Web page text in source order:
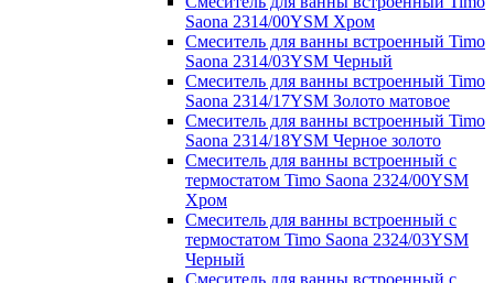
Saona 2314/00YSM Хром
Смеситель для ванны встроенный Timo
Saona 2314/03YSM Черный
Смеситель для ванны встроенный Timo
Saona 2314/17YSM Золото матовое
Смеситель для ванны встроенный Timo
Saona 2314/18YSM Черное золото
Смеситель для ванны встроенный с
термостатом Timo Saona 2324/00YSM
Хром
Смеситель для ванны встроенный с
термостатом Timo Saona 2324/03YSM
Черный
Смеситель для ванны встроенный с